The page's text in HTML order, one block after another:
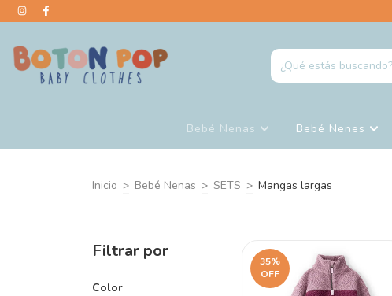
Bebé Nenas Bebé Nenes
Inicio > Bebé Nenas > SETS > Mangas largas
Filtrar por
Color
35%
OFF